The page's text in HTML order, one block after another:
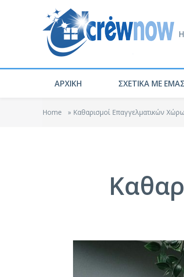
ΑΡΧΙΚΗ ΣΧΕΤΙΚΑ ΜΕ ΕΜΑΣ
Home » Καθαρισμοί Επαγγελματικών